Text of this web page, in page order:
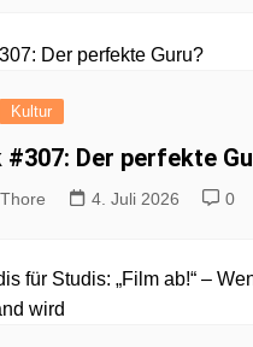
Kultur
#307: Der perfekte
4. Juli 2026 0